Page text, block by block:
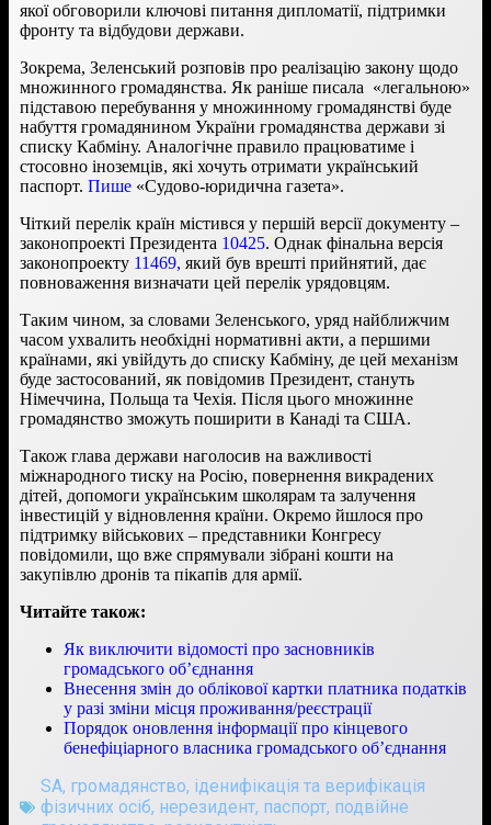
якої обговорили ключові питання дипломатії, підтримки
фронту та відбудови держави.
Зокрема, Зеленський розповів про реалізацію закону щодо
множинного громадянства. Як раніше писала «легальною»
підставою перебування у множинному громадянстві буде
набуття громадянином України громадянства держави зі
списку Кабміну. Аналогічне правило працюватиме і
стосовно іноземців, які хочуть отримати український
паспорт. Пише «Судово-юридична газета».
Чіткий перелік країн містився у першій версії документу –
законопроекті Президента 10425. Однак фінальна версія
законопроекту 11469, який був врешті прийнятий, дає
повноваження визначати цей перелік урядовцям.
Таким чином, за словами Зеленського, уряд найближчим
часом ухвалить необхідні нормативні акти, а першими
країнами, які увійдуть до списку Кабміну, де цей механізм
буде застосований, як повідомив Президент, стануть
Німеччина, Польща та Чехія. Після цього множинне
громадянство зможуть поширити в Канаді та США.
Також глава держави наголосив на важливості
міжнародного тиску на Росію, повернення викрадених
дітей, допомоги українським школярам та залучення
інвестицій у відновлення країни. Окремо йшлося про
підтримку військових – представники Конгресу
повідомили, що вже спрямували зібрані кошти на
закупівлю дронів та пікапів для армії.
Читайте також:
Як виключити відомості про засновників
громадського об’єднання
Внесення змін до облікової картки платника податків
у разі зміни місця проживання/реєстрації
Порядок оновлення інформації про кінцевого
бенефіціарного власника громадського об’єднання
SA, громадянство, іденифікація та верифікація
фізичних осіб, нерезидент, паспорт, подвійне